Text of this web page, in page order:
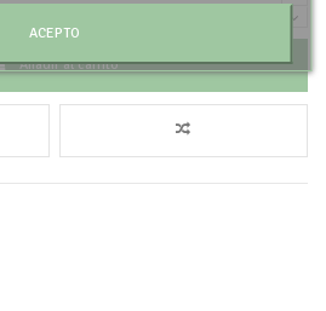
Añadir al carrito
ACEPTO